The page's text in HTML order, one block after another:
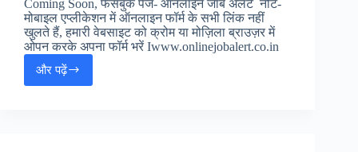
Coming Soon, फेसबुक पेज- ऑनलाइन जॉब अलर्ट नोट-
मोबाइल एप्लीकेशन में ऑनलाइन फॉर्म के सभी लिंक नहीं
खुलते हैं, हमारी वेबसाइट को क्रोम या मोज़िला ब्राउज़र में
ओपन करके अपना फॉर्म भरें Iwww.onlinejobalert.co.in
और पढ़ेंITBP